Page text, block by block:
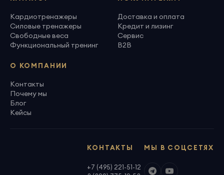
Кардиотренажеры
Силовые тренажеры
Свободные веса
Функциональный тренинг
Доставка и оплата
Кредит и лизинг
Сервис
B2B
О КОМПАНИИ
Контакты
Почему мы
Блог
Кейсы
МЫ В СОЦСЕТЯХ
КОНТАКТЫ
+7 (495) 221-51-12